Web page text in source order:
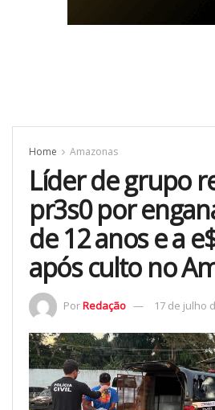
Home Amazonas
Líder de grupo
pr3s0 por
de 12 anos e a
após culto no
PorRedação 17 de julho